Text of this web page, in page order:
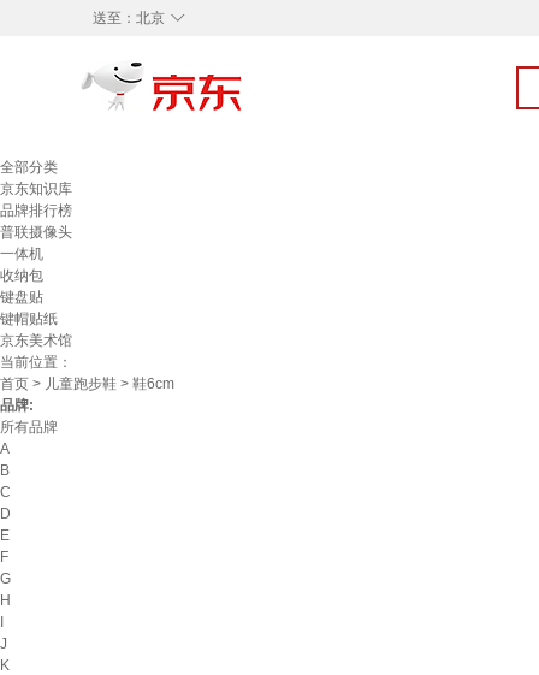
◇
送至： 北京
全部分类
京东知识库
品牌排行榜
普联摄像头
一体机
收纳包
键盘贴
键帽贴纸
京东美术馆
当前位置：
首页 > 儿童跑步鞋 > 鞋6cm
品牌:
所有品牌
A
B
C
D
E
F
G
H
J
K